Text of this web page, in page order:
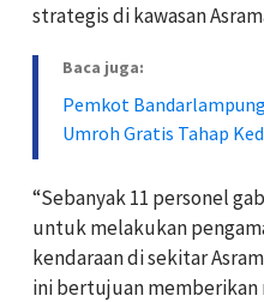
strategis di kawasan
Baca juga:
Pemkot
Umroh Gratis Tahap
“Sebanyak 11 personel
untuk melakukan
kendaraan di sekitar
ini bertujuan memberikan